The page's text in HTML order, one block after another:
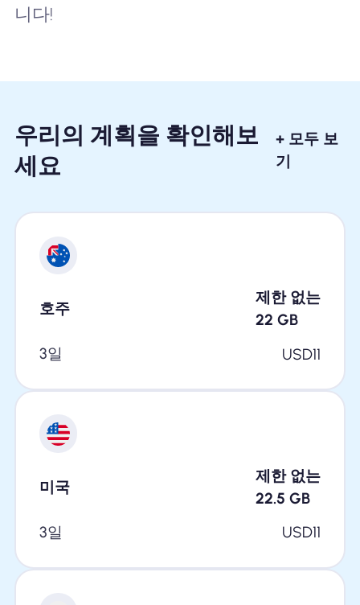
니다!
우리의 계획을 확인해보
세요
+ 모두 보
기
호주
제한 없는
22 GB
3일
USD11
미국
제한 없는
22.5 GB
3일
USD11